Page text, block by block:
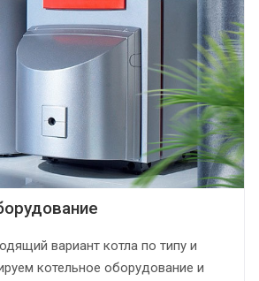
вариант котла по типу и
котельное оборудование и